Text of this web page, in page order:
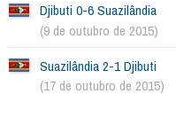
Djibuti 0-6 Suazilândia
(9 de outubro de 2015)
Suazilândia 2-1 Djibuti
(17 de outubro de 2015)